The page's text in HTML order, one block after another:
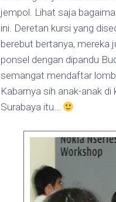
jempol. Lihat saja
ini. Deretan kursi yang
berebut bertanya, mereka
ponsel dengan dipandu
semangat mendaftar
Kabarnya sih anak-anak
Surabaya itu…